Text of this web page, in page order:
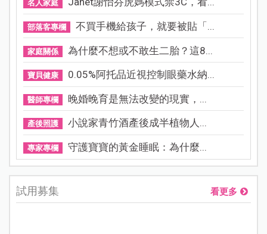
名人家庭
部落客專欄 不買手機給孩子，就要被貼「...
家庭關係 為什麼不想或不敢生二胎？這8...
寶貝健康 0.05%阿托品近視控制眼藥水納...
醫師專欄 晚婚晚育是無法改變的現實，...
產後照護 小說家青竹酒產後成半植物人...
專家專欄 守護寶寶的黃金睡眠：為什麼...
試用募集 看更多